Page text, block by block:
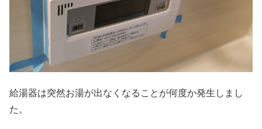
給湯器は突然お湯が出なくなることが何度か発生しまし
た。